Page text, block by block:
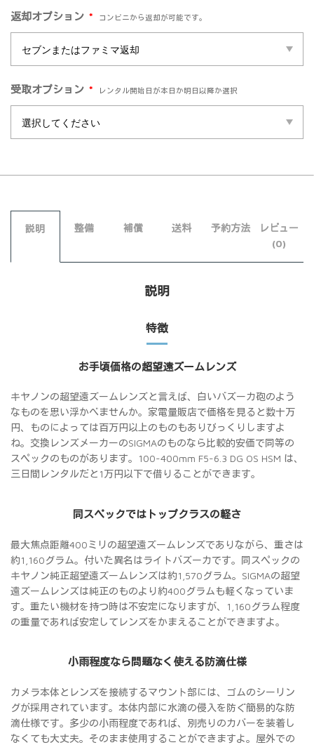
返却オプション * コンビニから返却が可能です。
受取オプション * レンタル開始日が本日か明日以降か選択
説明 整備 補償 送料 予約方法
レビュー
(0)
説明
特徴
お手頃価格の超望遠ズームレンズ
キヤノンの超望遠ズームレンズと言えば、白いバズーカ砲のよう
なものを思い浮かべませんか。家電量販店で価格を見ると数十万
円、ものによっては百万円以上のものもありびっくりしますよ
ね。交換レンズメーカーのSIGMAのものなら比較的安価で同等の
スペックのものがあります。100-400mm F5-6.3 DG OS HSM は、
三日間レンタルだと1万円以下で借りることができます。
同スペックではトップクラスの軽さ
最大焦点距離400ミリの超望遠ズームレンズでありながら、重さは
約1,160グラム。付いた異名はライトバズーカです。同スペックの
キヤノン純正超望遠ズームレンズは約1,570グラム。SIGMAの超望
遠ズームレンズは純正のものより約400グラムも軽くなっていま
す。重たい機材を持つ時は不安定になりますが、1,160グラム程度
の重量であれば安定してレンズをかまえることができますよ。
小雨程度なら問題なく使える防滴仕様
カメラ本体とレンズを接続するマウント部には、ゴムのシーリン
グが採用されています。本体内部に水滴の侵入を防ぐ簡易的な防
滴仕様です。多少の小雨程度であれば、別売りのカバーを装着し
なくても大丈夫。そのまま使用することができますよ。屋外での